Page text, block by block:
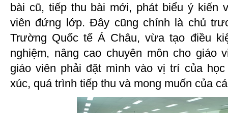
bài cũ, tiếp thu bài mới, phát biểu ý kiến
viên đứng lớp. Đây cũng chính là chủ
Trường Quốc tế Á Châu, vừa tạo điều
nghiệm, nâng cao chuyên môn cho giáo
giáo viên phải đặt mình vào vị trí của
xúc, quá trình tiếp thu và mong muốn của